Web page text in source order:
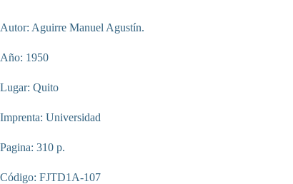
Autor: Aguirre Manuel Agustín.
Año: 1950
Lugar: Quito
Imprenta: Universidad
Pagina: 310 p.
Código: FJTD1A-107